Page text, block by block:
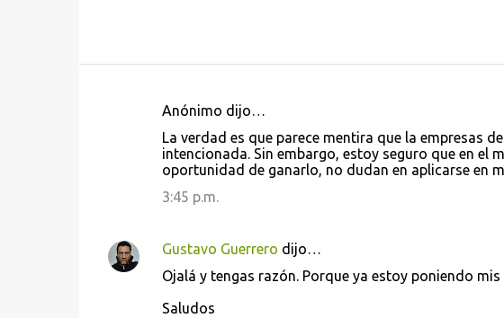
t
a
Anónimo dijo…
La verdad es que parece mentira que la empresas
intencionada. Sin embargo, estoy seguro que en el
oportunidad de ganarlo, no dudan en aplicarse en
3:45 p.m.
Gustavo Guerrero dijo…
Ojalá y tengas razón. Porque ya estoy poniendo
Saludos